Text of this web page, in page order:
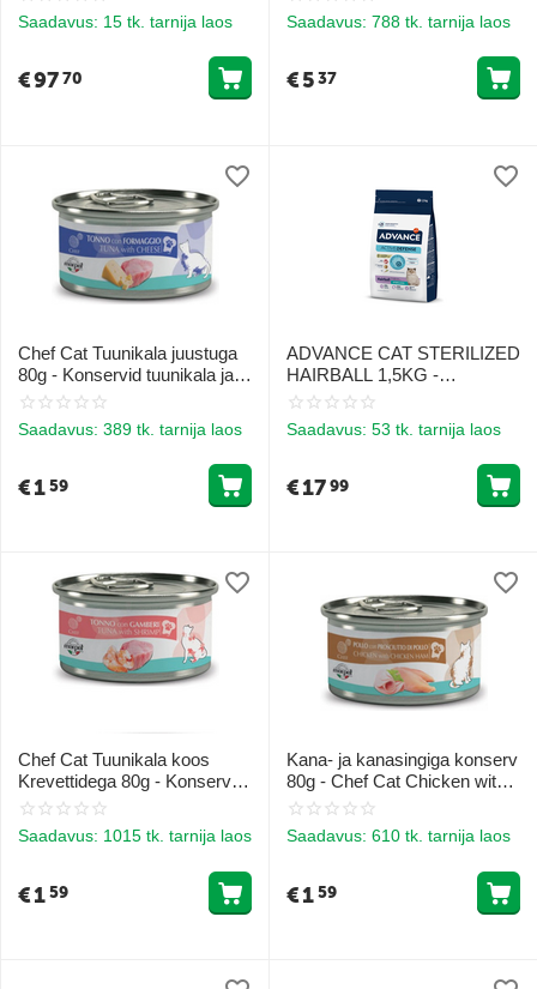
TERVISE TOETUSEKS JA
Saadavus: 15 tk. tarnija laos
€9770
Saadavus: 788 tk. tarnija laos
€537
Chef Cat Tuunikala juustuga
80g - Konservid tuunikala ja
juustuga
Saadavus: 389 tk. tarnija laos
€159
ADVANCE CAT STERILIZED
HAIRBALL 1,5KG -
TÄISKASVANUD
RIIIS)
Saadavus: 53 tk. tarnija laos
€1799
Chef Cat Tuunikala koos
Krevettidega 80g - Konserv
Tuunikalaga ja Krevettidega
Saadavus: 1015 tk. tarnija laos
€159
Kana- ja kanasingiga konserv
80g - Chef Cat Chicken with
Chicken Ham
Saadavus: 610 tk. tarnija laos
€159